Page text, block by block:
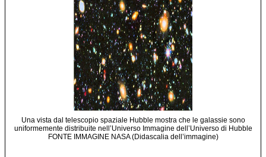
Una vista dal telescopio spaziale Hubble mostra che le galassie sono
uniformemente distribuite nell’Universo Immagine dell’Universo di Hubble
FONTE IMMAGINE NASA (Didascalia dell’immagine)